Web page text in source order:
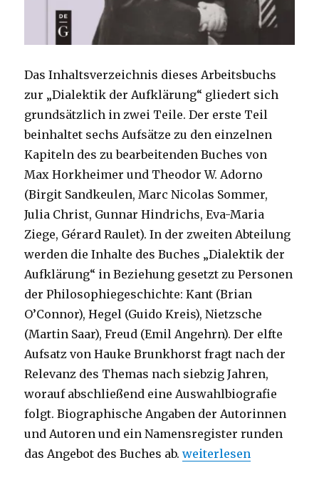
Das Inhaltsverzeichnis dieses Arbeitsbuchs
zur „Dialektik der Aufklärung“ gliedert sich
grundsätzlich in zwei Teile. Der erste Teil
beinhaltet sechs Aufsätze zu den einzelnen
Kapiteln des zu bearbeitenden Buches von
Max Horkheimer und Theodor W. Adorno
(Birgit Sandkeulen, Marc Nicolas Sommer,
Julia Christ, Gunnar Hindrichs, Eva-Maria
Ziege, Gérard Raulet). In der zweiten Abteilung
werden die Inhalte des Buches „Dialektik der
Aufklärung“ in Beziehung gesetzt zu Personen
der Philosophiegeschichte: Kant (Brian
O’Connor), Hegel (Guido Kreis), Nietzsche
(Martin Saar), Freud (Emil Angehrn). Der elfte
Aufsatz von Hauke Brunkhorst fragt nach der
Relevanz des Themas nach siebzig Jahren,
worauf abschließend eine Auswahlbiografie
folgt. Biographische Angaben der Autorinnen
und Autoren und ein Namensregister runden
das Angebot des Buches ab.„Durch Fortschritt zur
weiterlesen